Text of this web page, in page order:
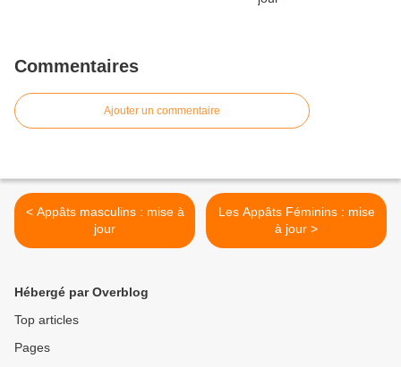
Commentaires
Ajouter un commentaire
< Appâts masculins : mise à
jour
Les Appâts Féminins : mise
à jour >
Hébergé par Overblog
Top articles
Pages